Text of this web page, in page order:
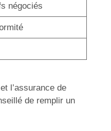
négociés
l’assurance de
de remplir un